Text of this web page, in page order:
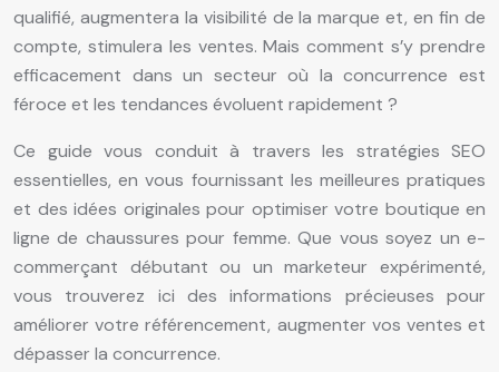
qualifié, augmentera la visibilité de la marque et, en fin de
compte, stimulera les ventes. Mais comment s’y prendre
efficacement dans un secteur où la concurrence est
féroce et les tendances évoluent rapidement ?
Ce guide vous conduit à travers les stratégies SEO
essentielles, en vous fournissant les meilleures pratiques
et des idées originales pour optimiser votre boutique en
ligne de chaussures pour femme. Que vous soyez un e-
commerçant débutant ou un marketeur expérimenté,
vous trouverez ici des informations précieuses pour
améliorer votre référencement, augmenter vos ventes et
dépasser la concurrence.